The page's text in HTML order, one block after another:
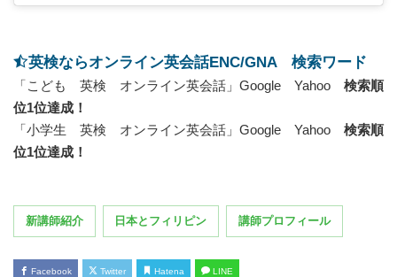
英検ならオンライン英会話ENC/GNA 検索ワード
「こども 英検 オンライン英会話」Google Yahoo 検索順
位1位達成！
「小学生 英検 オンライン英会話」Google Yahoo 検索順
位1位達成！
新講師紹介 日本とフィリピン 講師プロフィール
Facebook Twitter Hatena LINE